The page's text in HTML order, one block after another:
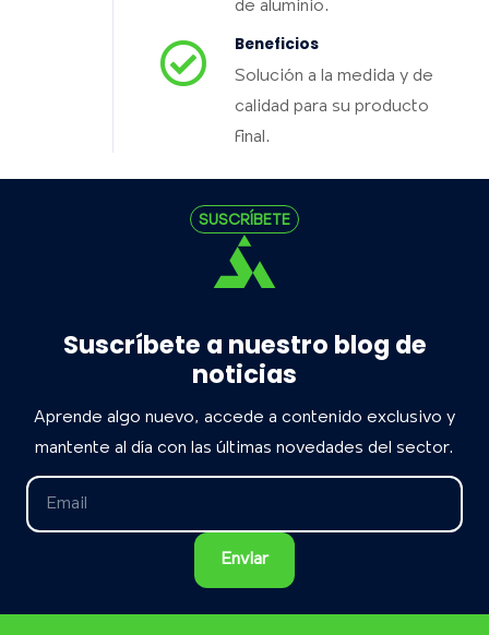
de aluminio.
Beneficios
Solución a la medida y de
calidad para su producto
final.
SUSCRÍBETE
Suscríbete a nuestro blog de
noticias
Aprende algo nuevo, accede a contenido exclusivo y
mantente al día con las últimas novedades del sector.